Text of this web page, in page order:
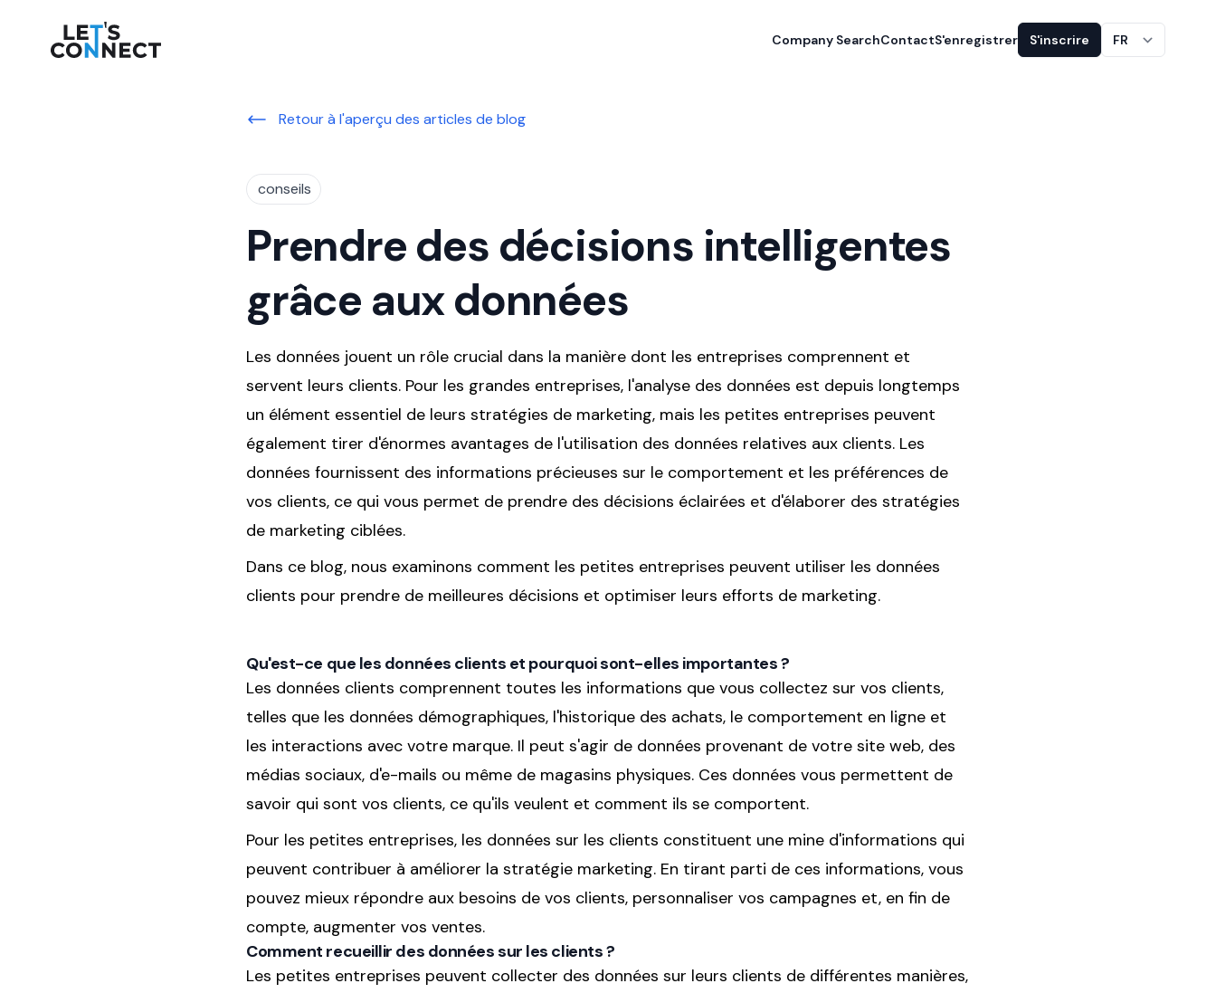
Let's Connect Company SearchContactS'enregistrer S'inscrire FR
Retour à l'aperçu des articles de blog
conseils
Prendre des décisions intelligentes
grâce aux données
Les données jouent un rôle crucial dans la manière dont les entreprises comprennent et
servent leurs clients. Pour les grandes entreprises, l'analyse des données est depuis longtemps
un élément essentiel de leurs stratégies de marketing, mais les petites entreprises peuvent
également tirer d'énormes avantages de l'utilisation des données relatives aux clients. Les
données fournissent des informations précieuses sur le comportement et les préférences de
vos clients, ce qui vous permet de prendre des décisions éclairées et d'élaborer des stratégies
de marketing ciblées.
Dans ce blog, nous examinons comment les petites entreprises peuvent utiliser les données
clients pour prendre de meilleures décisions et optimiser leurs efforts de marketing.
Qu'est-ce que les données clients et pourquoi sont-elles importantes ?
Les données clients comprennent toutes les informations que vous collectez sur vos clients,
telles que les données démographiques, l'historique des achats, le comportement en ligne et
les interactions avec votre marque. Il peut s'agir de données provenant de votre site web, des
médias sociaux, d'e-mails ou même de magasins physiques. Ces données vous permettent de
savoir qui sont vos clients, ce qu'ils veulent et comment ils se comportent.
Pour les petites entreprises, les données sur les clients constituent une mine d'informations qui
peuvent contribuer à améliorer la stratégie marketing. En tirant parti de ces informations, vous
pouvez mieux répondre aux besoins de vos clients, personnaliser vos campagnes et, en fin de
compte, augmenter vos ventes.
Comment recueillir des données sur les clients ?
Les petites entreprises peuvent collecter des données sur leurs clients de différentes manières,